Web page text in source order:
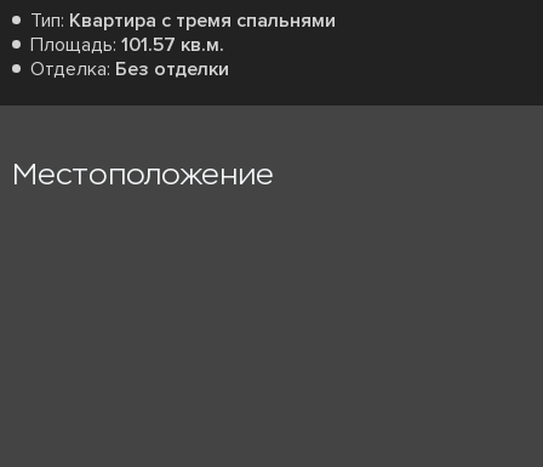
Тип: Квартира с тремя спальнями
Площадь: 101.57 кв.м.
Отделка: Без отделки
Местоположение